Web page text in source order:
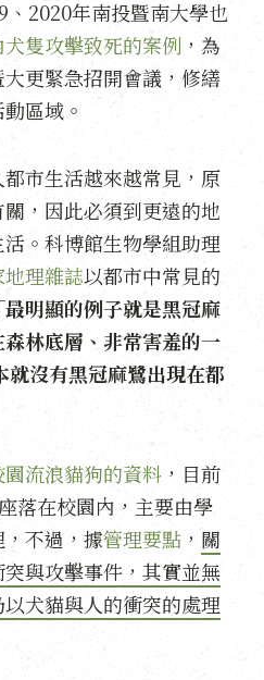
2020年南投暨南大學也
隻攻擊致死的案例 ，為
更緊急招開會議，修繕
區域。
市生活越來越常見，原
，因此必須到更遠的地
。科博館生物學組助理
地理雜誌以都市中常見的
「最明顯的例子就是黑冠麻
林底層、非常害羞的一
沒有黑冠麻鷺出現在都
園流浪貓狗的資料 ，目前
落在校園內，主要由學
不過，據管理要點 ， 關
與攻擊事件，其實並無
犬貓與人的衝突的處理